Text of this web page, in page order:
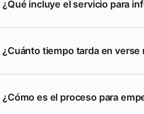
¿Qué incluye el servicio para
¿Cuánto tiempo tarda en verse
¿Cómo es el proceso para